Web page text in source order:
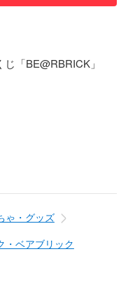
「BE@RBRICK」
ゃ・グッズ
・ベアブリック